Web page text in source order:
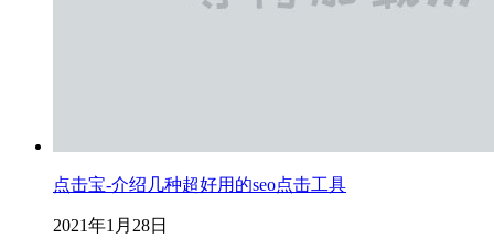
点击宝-介绍几种超好用的seo点击工具
2021年1月28日